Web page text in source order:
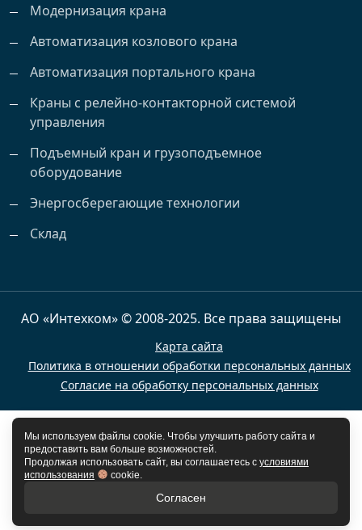
Модернизация крана
Автоматизация козлового крана
Автоматизация портального крана
Краны с релейно-контакторной системой
управления
Подъемный кран и грузоподъемное
оборудование
Энергосберегающие технологии
Склад
АО «Интехком» © 2008-2025. Все права защищены
Карта сайта
Политика в отношении обработки персональных данных
Согласие на обработку персональных данных
Мы используем файлы cookie. Чтобы улучшить работу сайта и
предоставить вам больше возможностей.
Продолжая использовать сайт, вы соглашаетесь с условиями
использования
cookie.
Согласен